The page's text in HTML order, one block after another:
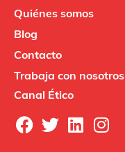
Quiénes somos
Blog
Contacto
Trabaja con nosotros
Canal Ético